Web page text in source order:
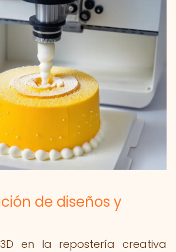
de diseños y
en la repostería creativa